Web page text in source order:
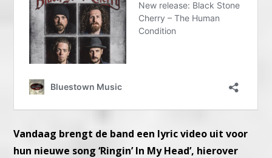
Vandaag brengt de band een lyric video uit voor
hun nieuwe song ‘Ringin’ In My Head’, hierover